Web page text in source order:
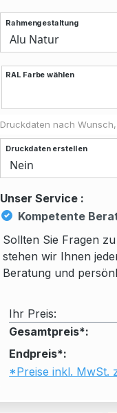
Rahmengestaltung
RAL Farbe wählen
Druckdaten nach
Druckdaten erstellen
Unser Service :
Kompetente
Sollten Sie Fragen
stehen wir Ihnen
Beratung und
Ihr Preis:
Gesamtpreis*:
Endpreis*:
*Preise inkl. MwSt.